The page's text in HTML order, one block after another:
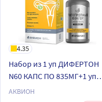
4.35
Набор из 1 уп ДИФЕРТОН
N60 КАПС ПО 835МГ+1 уп
АКВИОН ЛИПОТРОПНЫЙ
АКВИОН